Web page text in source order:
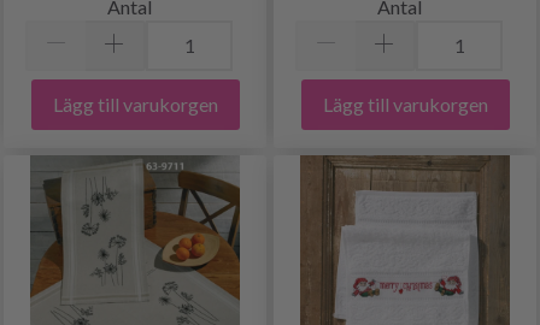
Antal
Lägg till varukorgen
Antal
Lägg till varukorgen